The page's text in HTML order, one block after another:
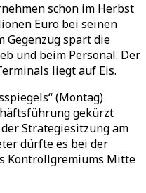
schon im Herbst
Euro bei seinen
Gegenzug spart die
und beim Personal. Der
liegt auf Eis.
(Montag)
gekürzt
Strategiesitzung am
dürfte es bei der
Kontrollgremiums Mitte